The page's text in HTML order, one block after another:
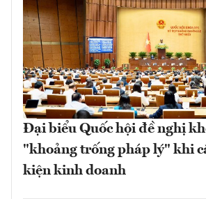
Đại biểu Quốc hội đề nghị
"khoảng trống pháp lý" khi
kiện kinh doanh